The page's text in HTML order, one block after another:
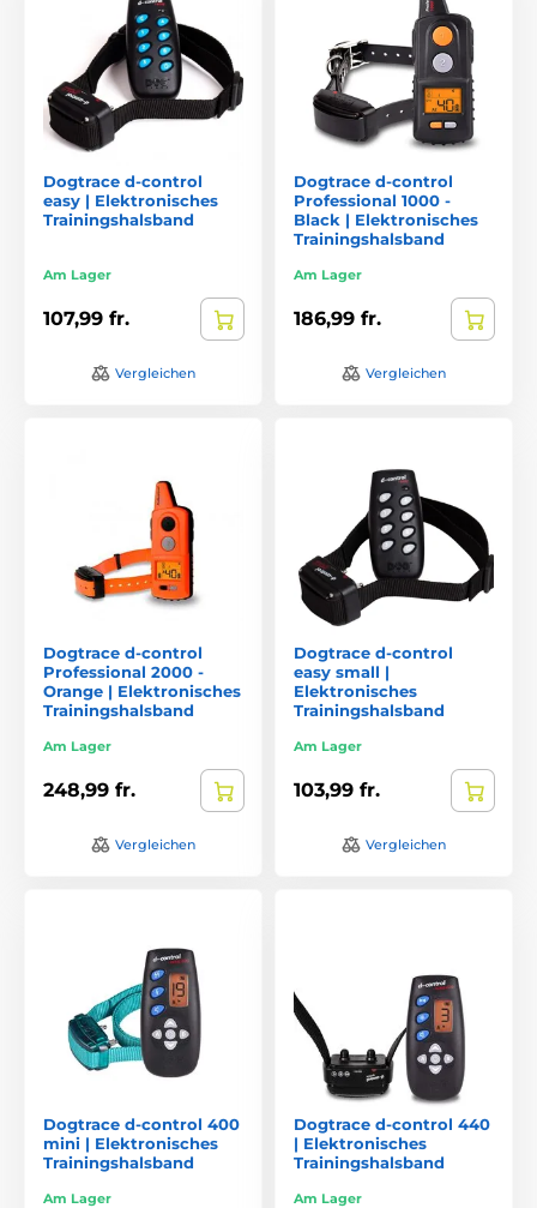
Dogtrace d-control
easy | Elektronisches
Trainingshalsband
Am Lager
107,99 fr.
Vergleichen
Dogtrace d-control
Professional 1000 -
Black | Elektronisches
Trainingshalsband
Am Lager
186,99 fr.
Vergleichen
Dogtrace d-control
Professional 2000 -
Orange | Elektronisches
Trainingshalsband
Am Lager
248,99 fr.
Vergleichen
Dogtrace d-control
easy small |
Elektronisches
Trainingshalsband
Am Lager
103,99 fr.
Vergleichen
Dogtrace d-control 400
mini | Elektronisches
Trainingshalsband
Am Lager
Dogtrace d-control 440
| Elektronisches
Trainingshalsband
Am Lager